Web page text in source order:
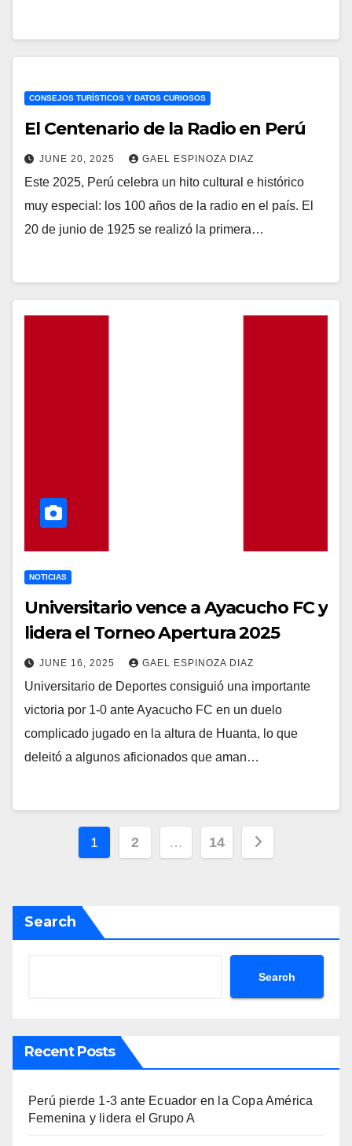
CONSEJOS TURÍSTICOS Y DATOS CURIOSOS
El Centenario de la Radio en Perú
JUNE 20, 2025 GAEL ESPINOZA DIAZ
Este 2025, Perú celebra un hito cultural e histórico
muy especial: los 100 años de la radio en el país. El
20 de junio de 1925 se realizó la primera…
NOTICIAS
Universitario vence a Ayacucho FC y
lidera el Torneo Apertura 2025
JUNE 16, 2025 GAEL ESPINOZA DIAZ
Universitario de Deportes consiguió una importante
victoria por 1-0 ante Ayacucho FC en un duelo
complicado jugado en la altura de Huanta, lo que
deleitó a algunos aficionados que aman…
Posts
1 2 … 14
Search
Search
Recent Posts
Perú pierde 1-3 ante Ecuador en la Copa América
Femenina y lidera el Grupo A